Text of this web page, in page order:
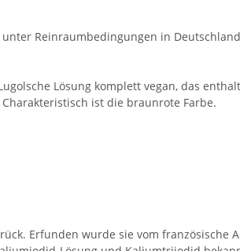
Reinraumbedingungen in
Lösung komplett vegan, das
ist die braunrote Farbe.
Erfunden wurde sie vom französische